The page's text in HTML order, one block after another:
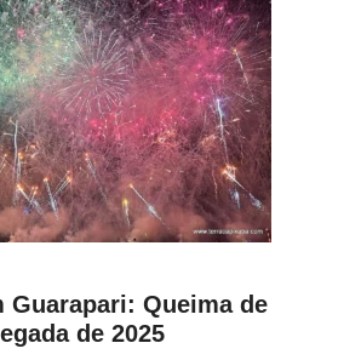
Guarapari: Queima de
de 2025